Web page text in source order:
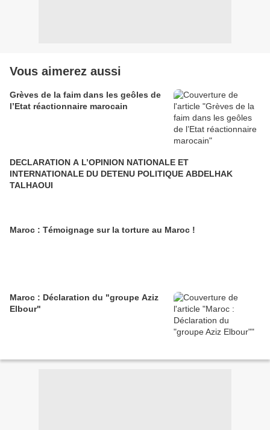
Vous aimerez aussi
Grèves de la faim dans les geôles de
l’Etat réactionnaire marocain
DECLARATION A L’OPINION NATIONALE ET
INTERNATIONALE DU DETENU POLITIQUE ABDELHAK
TALHAOUI
Maroc : Témoignage sur la torture au Maroc !
Maroc : Déclaration du "groupe Aziz
Elbour"